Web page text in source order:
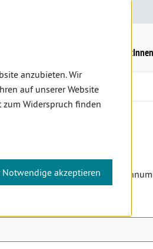
anzubieten. Wir
auf unserer Website
Widerspruch finden
Notwendige akzeptieren
PatientInnen
auch unter der